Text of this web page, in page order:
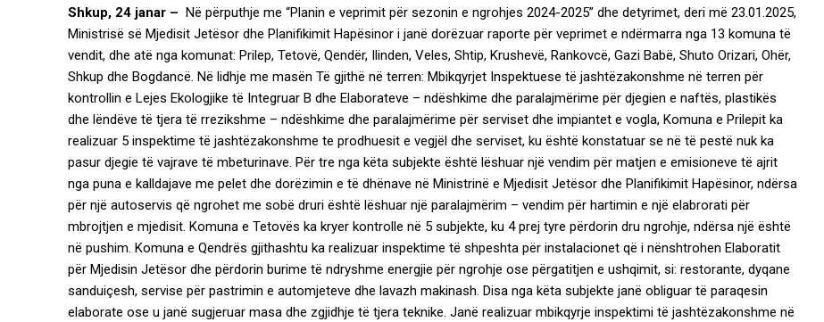
Shkup, 24 janar – Në përputhje me “Planin e veprimit për sezonin e ngrohjes 2024-2025” dhe detyrimet, deri më 23.01.2025,
Ministrisë së Mjedisit Jetësor dhe Planifikimit Hapësinor i janë dorëzuar raporte për veprimet e ndërmarra nga 13 komuna të
vendit, dhe atë nga komunat: Prilep, Tetovë, Qendër, Ilinden, Veles, Shtip, Krushevë, Rankovcë, Gazi Babë, Shuto Orizari, Ohër,
Shkup dhe Bogdancë. Në lidhje me masën Të gjithë në terren: Mbikqyrjet Inspektuese të jashtëzakonshme në terren për
kontrollin e Lejes Ekologjike të Integruar B dhe Elaborateve – ndëshkime dhe paralajmërime për djegien e naftës, plastikës
dhe lëndëve të tjera të rrezikshme – ndëshkime dhe paralajmërime për serviset dhe impiantet e vogla, Komuna e Prilepit ka
realizuar 5 inspektime të jashtëzakonshme te prodhuesit e vegjël dhe serviset, ku është konstatuar se në të pestë nuk ka
pasur djegie të vajrave të mbeturinave. Për tre nga këta subjekte është lëshuar një vendim për matjen e emisioneve të ajrit
nga puna e kalldajave me pelet dhe dorëzimin e të dhënave në Ministrinë e Mjedisit Jetësor dhe Planifikimit Hapësinor, ndërsa
për një autoservis që ngrohet me sobë druri është lëshuar një paralajmërim – vendim për hartimin e një elabrorati për
mbrojtjen e mjedisit. Komuna e Tetovës ka kryer kontrolle në 5 subjekte, ku 4 prej tyre përdorin dru ngrohje, ndërsa një është
në pushim. Komuna e Qendrës gjithashtu ka realizuar inspektime të shpeshta për instalacionet që i nënshtrohen Elaboratit
për Mjedisin Jetësor dhe përdorin burime të ndryshme energjie për ngrohje ose përgatitjen e ushqimit, si: restorante, dyqane
sanduiçesh, servise për pastrimin e automjeteve dhe lavazh makinash. Disa nga këta subjekte janë obliguar të paraqesin
elaborate ose u janë sugjeruar masa dhe zgjidhje të tjera teknike. Janë realizuar mbikqyrje inspektimi të jashtëzakonshme në